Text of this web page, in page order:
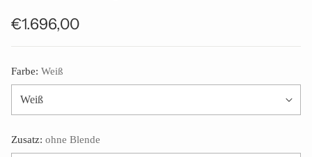
Normaler
€1.696,00
Farbe: Weiß
Zusatz: ohne Blende